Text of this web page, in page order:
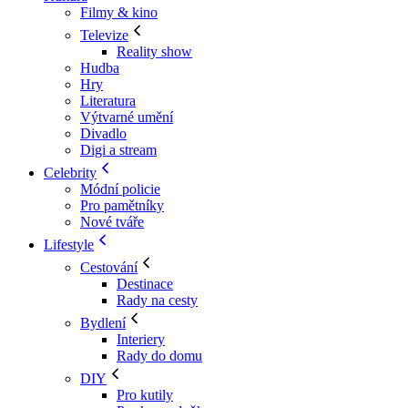
Filmy & kino
Televize
Reality show
Hudba
Hry
Literatura
Výtvarné umění
Divadlo
Digi a stream
Celebrity
Módní policie
Pro pamětníky
Nové tváře
Lifestyle
Cestování
Destinace
Rady na cesty
Bydlení
Interiery
Rady do domu
DIY
Pro kutily